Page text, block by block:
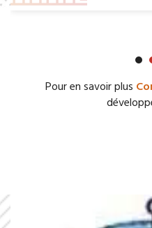
Pour en savoir plus